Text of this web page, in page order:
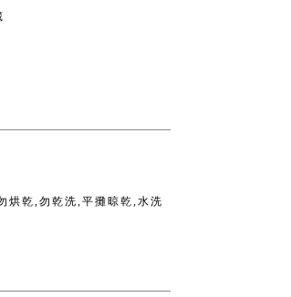
烘乾,勿乾洗,平攤晾乾,水洗